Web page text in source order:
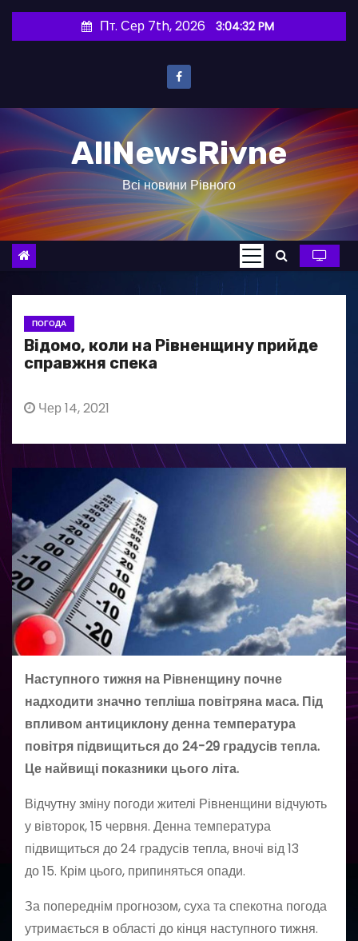
и
о
в
Пт. Сер 7th, 2026 3:04:33 PM
AllNewsRivne
Всі новини Рівного
ПОГОДА
Відомо, коли на Рівненщину прийде
справжня спека
Чер 14, 2021
Наступного тижня на Рівненщину почне
надходити значно тепліша повітряна маса. Під
впливом антициклону денна температура
повітря підвищиться до 24-29 градусів тепла.
Це найвищі показники цього літа.
Відчутну зміну погоди жителі Рівненщини відчують
у вівторок, 15 червня. Денна температура
підвищиться до 24 градусів тепла, вночі від 13
до 15. Крім цього, припиняться опади.
За попереднім прогнозом, суха та спекотна погода
утримається в області до кінця наступного тижня.